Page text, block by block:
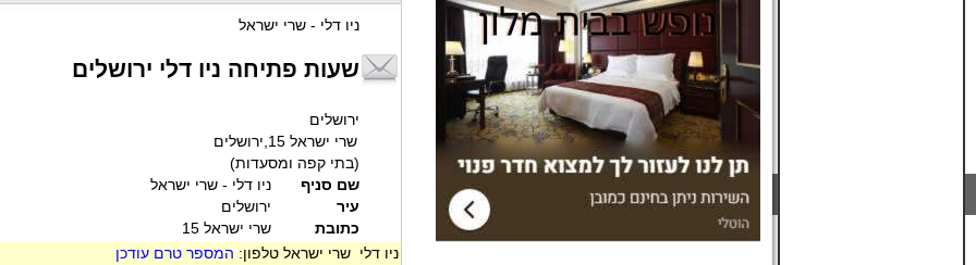
ניו דלי - שרי ישראל
שעות פתיחה ניו דלי ירושלים
ירושלים
שרי ישראל 15,ירושלים
(בתי קפה ומסעדות)
שם סניף
ניו דלי - שרי ישראל
עיר
ירושלים
כתובת
שרי ישראל 15
ניו דלי שרי ישראל טלפון: המספר טרם עודכן